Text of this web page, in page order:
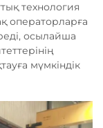
технология
операторларға
осылайша
мүмкіндік